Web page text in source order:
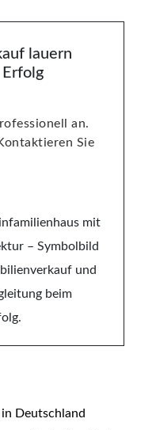
lauern
an.
Sie
Deutschland